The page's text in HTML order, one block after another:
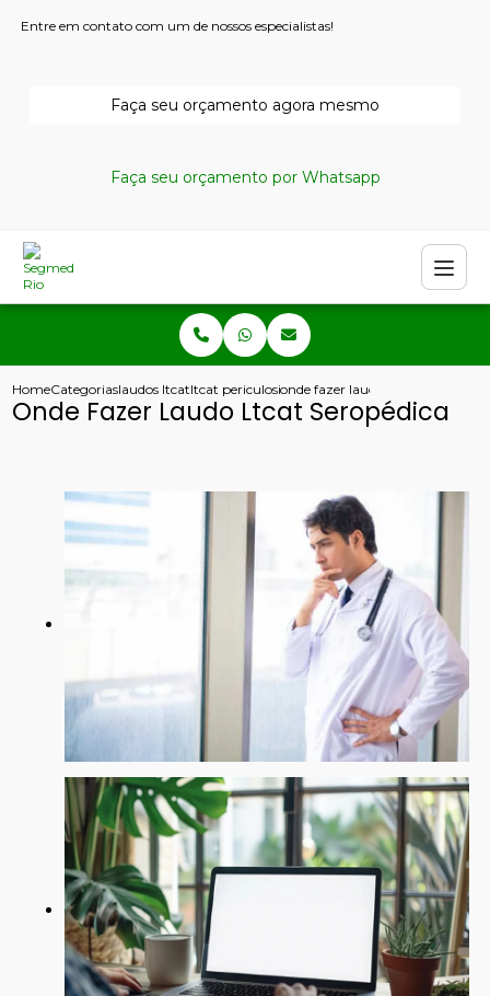
Entre em contato com um de nossos especialistas!
Faça seu orçamento agora mesmo
Faça seu orçamento por Whatsapp
HomeCategoriaslaudos ltcatltcat periculosidadeonde fazer laudo ltcat seropedica
Onde Fazer Laudo Ltcat Seropédica